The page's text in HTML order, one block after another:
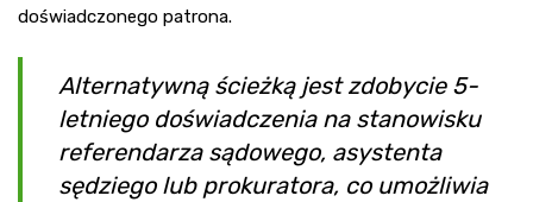
doświadczonego patrona.
Alternatywną ścieżką jest zdobycie 5-
letniego doświadczenia na stanowisku
referendarza sądowego, asystenta
sędziego lub prokuratora, co umożliwia